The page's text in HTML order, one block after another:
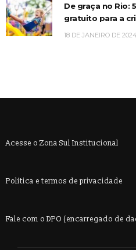
De graça no Rio:
gratuito para a
18 DE JANEIRO DE
Acesse o Zona Sul Institucional
Política e termos de privacidade
Fale com o DPO (encarregado de